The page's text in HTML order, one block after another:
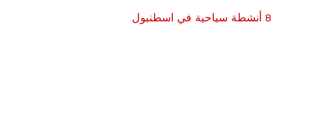
8 أنشطة سياحية في اسطنبول